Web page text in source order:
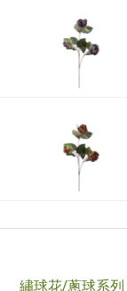
繡球花/蔥球系列